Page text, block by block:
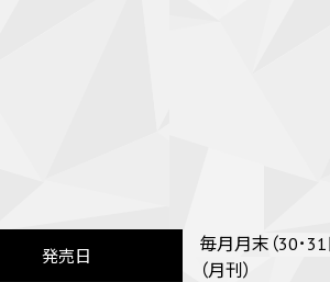
発売日
毎月月末（30･31
（月刊）